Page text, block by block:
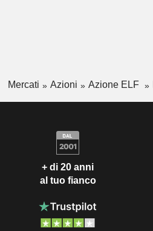
Mercati Azioni Azione ELF
+ di 20 anni
al tuo fianco